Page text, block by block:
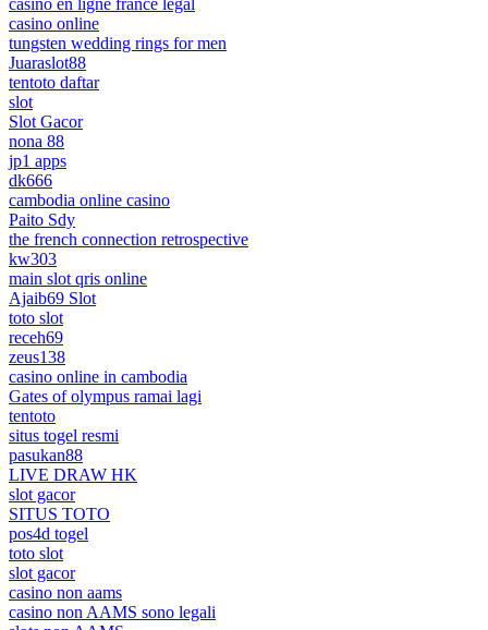
casino online
tungsten wedding rings for men
Juaraslot88
tentoto daftar
slot
Slot Gacor
nona 88
jp1 apps
dk666
cambodia online casino
Paito Sdy
the french connection retrospective
kw303
main slot qris online
Ajaib69 Slot
toto slot
receh69
zeus138
casino online in cambodia
Gates of olympus ramai lagi
tentoto
situs togel resmi
pasukan88
LIVE DRAW HK
slot gacor
SITUS TOTO
pos4d togel
toto slot
slot gacor
casino non aams
casino non AAMS sono legali